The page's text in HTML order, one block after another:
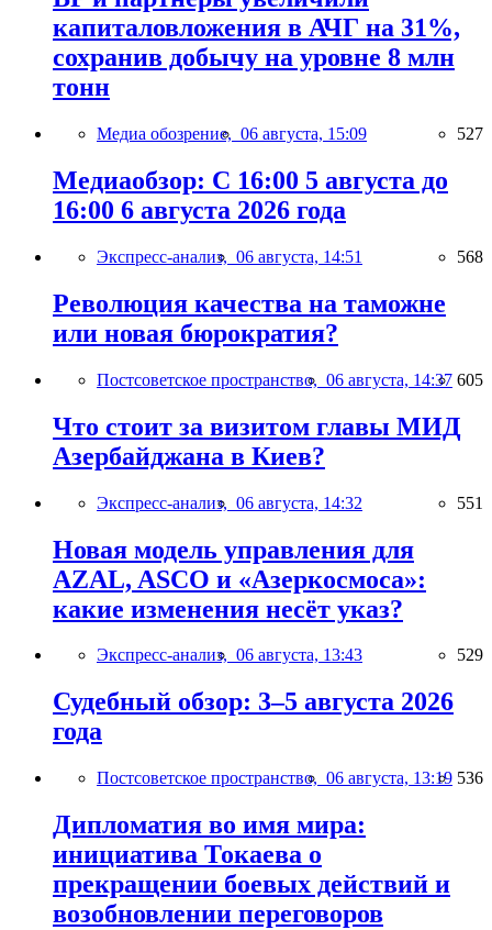
капиталовложения в АЧГ на 31%,
сохранив добычу на уровне 8 млн
тонн
Медиа обозрение, 06 августа, 15:09 527
Медиаобзор: С 16:00 5 августа до
16:00 6 августа 2026 года
Экспресс-анализ, 06 августа, 14:51 568
Революция качества на таможне
или новая бюрократия?
Постсоветское пространство, 06 августа, 14:37 605
Что стоит за визитом главы МИД
Азербайджана в Киев?
Экспресс-анализ, 06 августа, 14:32 551
Новая модель управления для
AZAL, ASCO и «Азеркосмоса»:
какие изменения несёт указ?
Экспресс-анализ, 06 августа, 13:43 529
Судебный обзор: 3–5 августа 2026
года
Постсоветское пространство, 06 августа, 13:19 536
Дипломатия во имя мира:
инициатива Токаева о
прекращении боевых действий и
возобновлении переговоров